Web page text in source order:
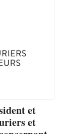
et
et